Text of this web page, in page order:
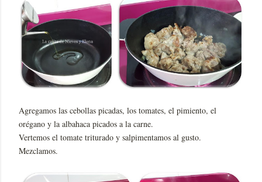
Agregamos las cebollas picadas, los tomates, el pimiento, el
orégano y la albahaca picados a la carne.
Vertemos el tomate triturado y salpimentamos al gusto.
Mezclamos.